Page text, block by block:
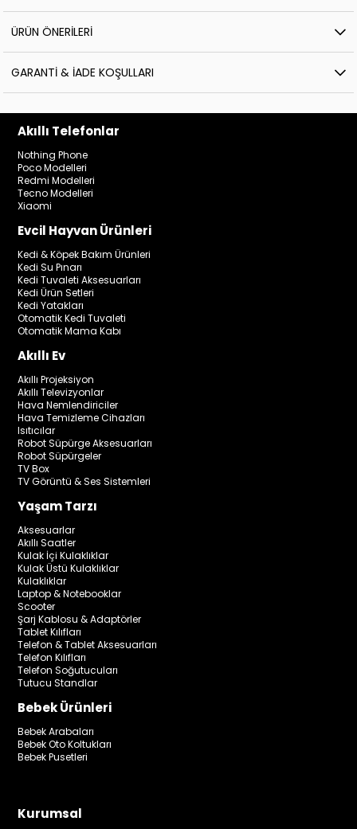
ÜRÜN ÖNERILERI
GARANTI & İADE KOŞULLARI
Akıllı Telefonlar
Nothing Phone
Poco Modelleri
Redmi Modelleri
Tecno Modelleri
Xiaomi
Evcil Hayvan Ürünleri
Kedi & Köpek Bakım Ürünleri
Kedi Su Pınarı
Kedi Tuvaleti Aksesuarları
Kedi Ürün Setleri
Kedi Yatakları
Otomatik Kedi Tuvaleti
Otomatik Mama Kabı
Akıllı Ev
Akıllı Projeksiyon
Akıllı Televizyonlar
Hava Nemlendiriciler
Hava Temizleme Cihazları
Isıtıcılar
Robot Süpürge Aksesuarları
Robot Süpürgeler
TV Box
TV Görüntü & Ses Sistemleri
Yaşam Tarzı
Aksesuarlar
Akıllı Saatler
Kulak İçi Kulaklıklar
Kulak Üstü Kulaklıklar
Kulaklıklar
Laptop & Notebooklar
Scooter
Şarj Kablosu & Adaptörler
Tablet Kılıfları
Telefon & Tablet Aksesuarları
Telefon Kılıfları
Telefon Soğutucuları
Tutucu Standlar
Bebek Ürünleri
Bebek Arabaları
Bebek Oto Koltukları
Bebek Pusetleri
Kurumsal